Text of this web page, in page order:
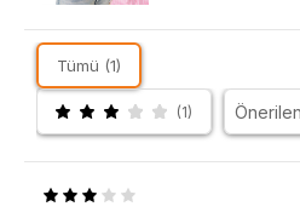
Tümü (1)
(1)